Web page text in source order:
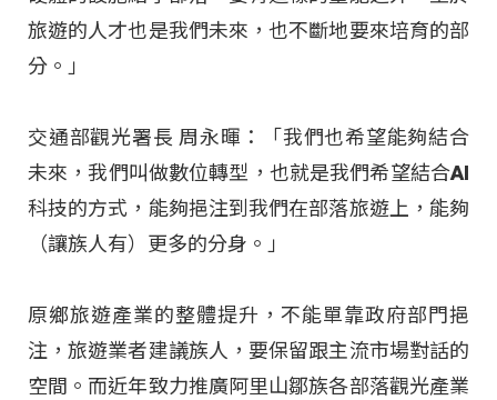
旅遊的人才也是我們未來，也不斷地要來培育的部
分。」
交通部觀光署長 周永暉：「我們也希望能夠結合
未來，我們叫做數位轉型，也就是我們希望結合AI
科技的方式，能夠挹注到我們在部落旅遊上，能夠
（讓族人有）更多的分身。」
原鄉旅遊產業的整體提升，不能單靠政府部門挹
注，旅遊業者建議族人，要保留跟主流市場對話的
空間。而近年致力推廣阿里山鄒族各部落觀光產業